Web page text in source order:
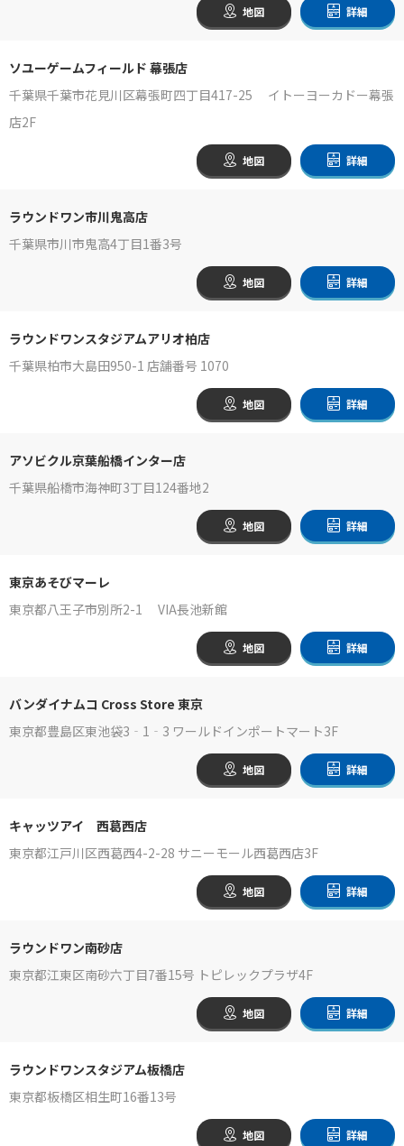
地図 詳細
ソユーゲームフィールド 幕張店
千葉県千葉市花見川区幕張町四丁目417-25 イトーヨーカドー幕張
店2F
地図 詳細
ラウンドワン市川鬼高店
千葉県市川市鬼高4丁目1番3号
地図 詳細
ラウンドワンスタジアムアリオ柏店
千葉県柏市大島田950-1 店舗番号 1070
地図 詳細
アソビクル京葉船橋インター店
千葉県船橋市海神町3丁目124番地2
地図 詳細
東京あそびマーレ
東京都八王子市別所2-1 VIA長池新館
地図 詳細
バンダイナムコ Cross Store 東京
東京都豊島区東池袋3‐1‐3 ワールドインポートマート3F
地図 詳細
キャッツアイ 西葛西店
東京都江戸川区西葛西4-2-28 サニーモール西葛西店3F
地図 詳細
ラウンドワン南砂店
東京都江東区南砂六丁目7番15号 トピレックプラザ4F
地図 詳細
ラウンドワンスタジアム板橋店
東京都板橋区相生町16番13号
地図 詳細